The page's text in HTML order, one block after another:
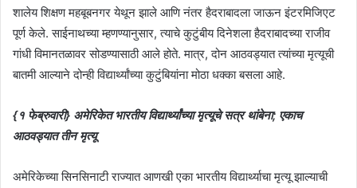
शालेय शिक्षण महबूबनगर येथून झाले आणि नंतर हैदराबादला जाऊन इंटरमिजिएट
पूर्ण केले. साईनाथच्या म्हणण्यानुसार, त्याचे कुटुंबीय दिनेशला हैदराबादच्या राजीव
गांधी विमानतळावर सोडण्यासाठी आले होते. मात्र, दोन आठवड्यात त्यांच्या मृत्यूची
बातमी आल्याने दोन्ही विद्यार्थ्यांच्या कुटुंबियांना मोठा धक्का बसला आहे.
{१ फेब्रुवारी} अमेरिकेत भारतीय विद्यार्थ्यांच्या मृत्यूचे सत्र थांबेना; एकाच
आठवड्यात तीन मृत्यू
अमेरिकेच्या सिनसिनाटी राज्यात आणखी एका भारतीय विद्यार्थ्याचा मृत्यू झाल्याची